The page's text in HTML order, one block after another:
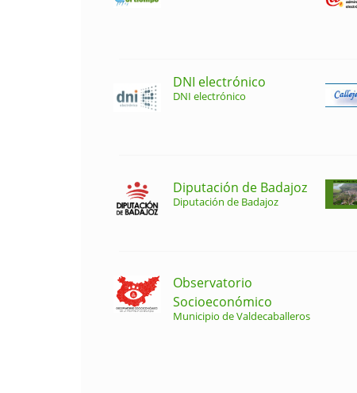
DNI electrónico
DNI electrónico
Diputación de Badajoz
Diputación de Badajoz
Observatorio
Socioeconómico
Municipio de Valdecaballeros